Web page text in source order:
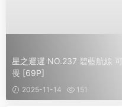
星之遲遲 NO.237 碧藍航線 可
畏 [69P]
2025-11-14 151